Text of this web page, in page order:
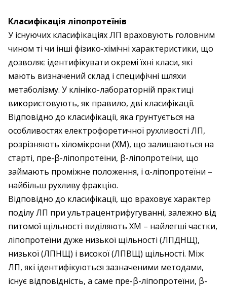
Класифікація ліпопротеїнів
У існуючих класифікаціях ЛП враховують головним
чином ті чи інші фізико-хімічні характеристики, що
дозволяє ідентифікувати окремі їхні класи, які
мають визначений склад і специфічні шляхи
метаболізму. У клініко-лабораторній практиці
використовують, як правило, дві класифікації.
Відповідно до класифікації, яка грунтується на
особливостях електрофоретичної рухливості ЛП,
розрізняють хіломікрони (ХМ), що залишаються на
старті, пре-β-ліпопротеїни, β-ліпопротеїни, що
займають проміжне положення, і α-ліпопротеїни –
найбільш рухливу фракцію.
Відповідно до класифікації, що враховує характер
поділу ЛП при ультрацентрифугуванні, залежно від
питомої щільності виділяють ХМ – найлегші частки,
ліпопротеїни дуже низької щільності (ЛПДНЩ),
низької (ЛПНЩ) і високої (ЛПВЩ) щільності. Між
ЛП, які ідентифікуються зазначеними методами,
існує відповідність, а саме пре-β-ліпопротеїни, β-